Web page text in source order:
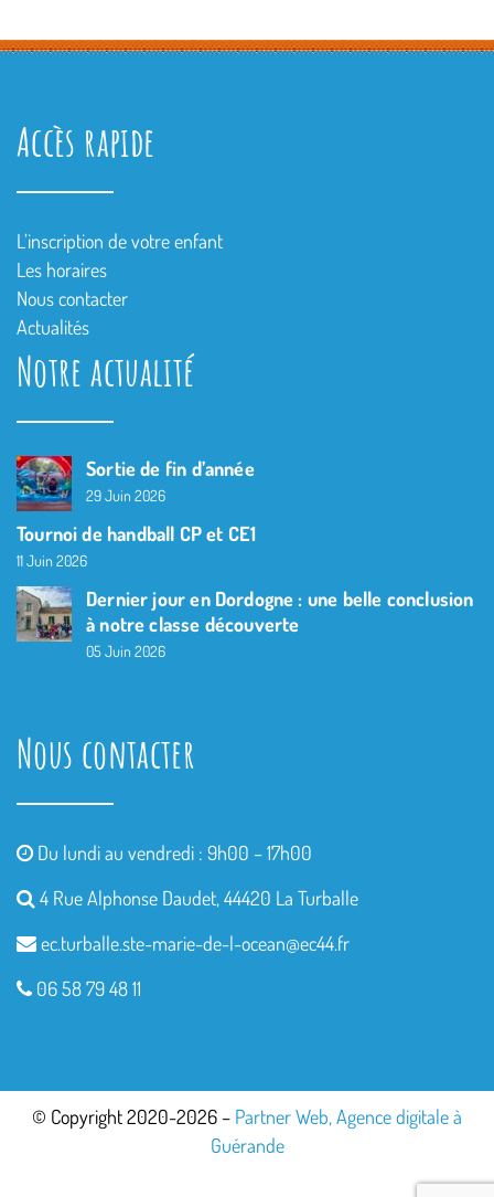
Accès rapide
L’inscription de votre enfant
Les horaires
Nous contacter
Actualités
Notre actualité
Sortie de fin d’année
29 Juin 2026
Tournoi de handball CP et CE1
11 Juin 2026
Dernier jour en Dordogne : une belle conclusion
à notre classe découverte
05 Juin 2026
Nous contacter
Du lundi au vendredi : 9h00 – 17h00
4 Rue Alphonse Daudet, 44420 La Turballe
ec.turballe.ste-marie-de-l-ocean@ec44.fr
06 58 79 48 11
© Copyright 2020-2026 – Partner Web, Agence digitale à
Guérande